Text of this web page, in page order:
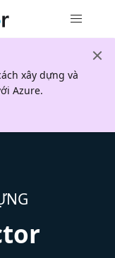
xây dựng và
Azure.